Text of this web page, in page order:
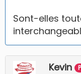
Sont-elles
Kevin